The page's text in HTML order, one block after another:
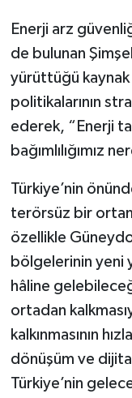
Enerji arz
de bulunan
yürüttüğü
politikalarının
ederek, “Enerji
bağımlılığımız
Türkiye’nin
terörsüz bir
özellikle
bölgelerinin yeni
hâline
ortadan
kalkınmasının
dönüşüm ve
Türkiye’nin